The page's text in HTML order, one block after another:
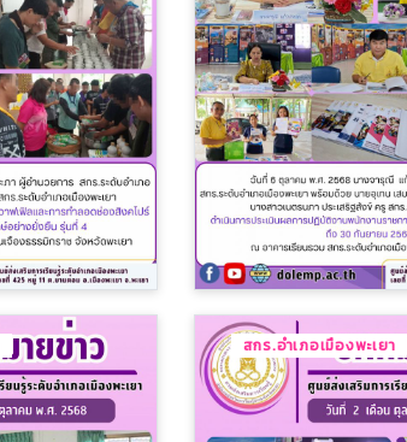
สกร.อำเภอเมืองพะเยา